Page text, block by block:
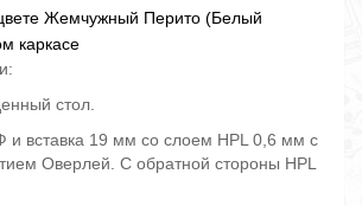
Жемчужный Перито (Белый
каркасе
стол.
вставка 19 мм со слоем HPL 0,6 мм с
Оверлей. С обратной стороны HPL